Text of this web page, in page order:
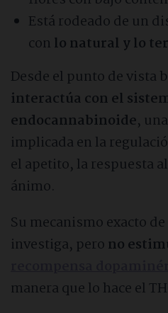
Está rodeado de un
con lo natural y lo
Desde el punto de vista
interactúa con el
endocannabinoide,
implicada en la
el apetito, la respuesta
ánimo.
Su mecanismo exacto
investiga, pero no
manera que lo hace el